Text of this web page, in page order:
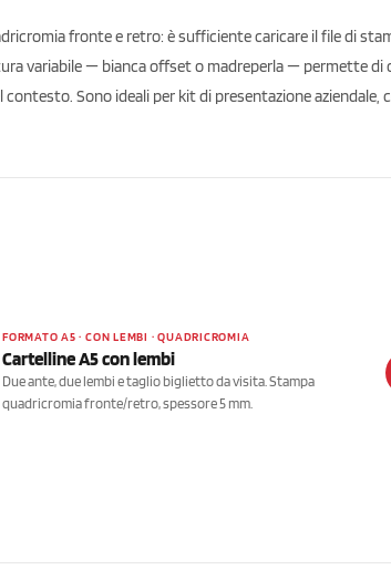
fronte e retro: è sufficiente caricare il file di
variabile — bianca offset o madreperla — permette di
Sono ideali per kit di presentazione aziendale,
FORMATO A5 · CON LEMBI · QUADRICROMIA
Cartelline A5 con lembi
Due ante, due lembi e taglio biglietto da visita. Stampa
quadricromia fronte/retro, spessore 5 mm.